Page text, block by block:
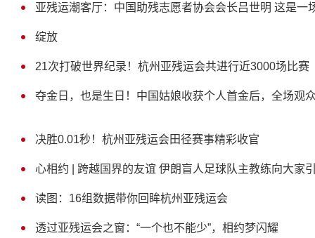
亚残运潮客厅：中国助残志愿者协会会长吕世明 这是一
绽放
21次打破世界纪录！杭州亚残运会共进行近3000场比赛
夺金日，也是生日！中国姑娘收获个人首金后，全场观
决胜0.01秒！杭州亚残运会田径赛事精彩收官
心相约 | 跨越国界的友谊 伊朗盲人足球队主教练向大家
读图：16组数据带你回眸杭州亚残运会
透过亚残运会之窗：“一个也不能少”，相约梦闪耀